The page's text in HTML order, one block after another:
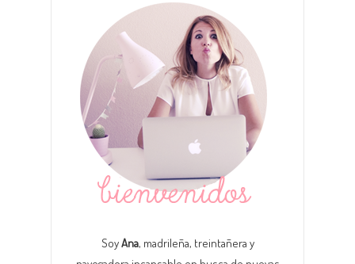
SoyAna, madrileña, treintañera y